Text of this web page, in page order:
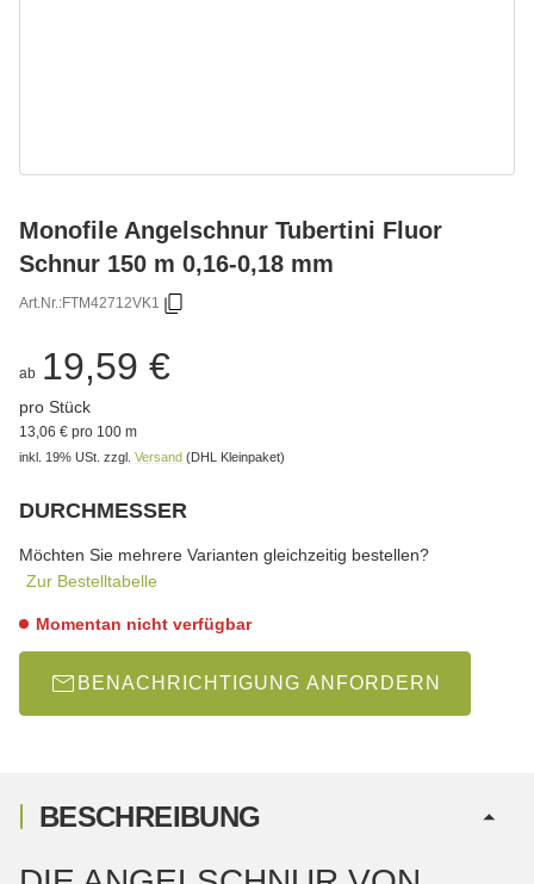
Monofile Angelschnur Tubertini Fluor
Schnur 150 m 0,16-0,18 mm
Art.Nr.:FTM42712VK1
ab 19,59 €
pro Stück
13,06 € pro 100 m
inkl. 19% USt. zzgl. Versand (DHL Kleinpaket)
DURCHMESSER
Möchten Sie mehrere Varianten gleichzeitig bestellen?
Zur Bestelltabelle
Momentan nicht verfügbar
BENACHRICHTIGUNG ANFORDERN
BESCHREIBUNG